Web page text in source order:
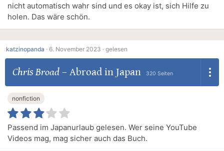
nicht automatisch wahr sind und es okay ist, sich Hilfe zu
holen. Das wäre schön.
katzinopanda · 6. November 2023 · gelesen
Chris Broad– Abroad in Japan 320 Seiten
nonfiction
Passend im Japanurlaub gelesen. Wer seine YouTube
Videos mag, mag sicher auch das Buch.